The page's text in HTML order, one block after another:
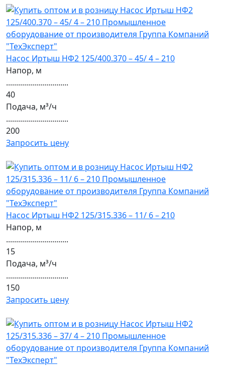
Насос Иртыш НФ2 125/400.370 – 45/ 4 – 210
Напор, м
...............................
40
Подача, м³/ч
...............................
200
Запросить цену
Насос Иртыш НФ2 125/315.336 – 11/ 6 – 210
Напор, м
...............................
15
Подача, м³/ч
...............................
150
Запросить цену